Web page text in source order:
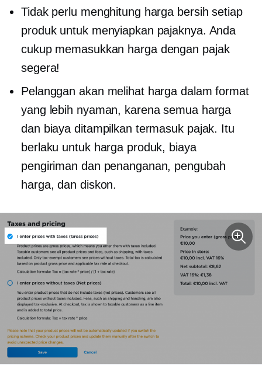
Tidak perlu menghitung harga bersih setiap
produk untuk menyiapkan pajaknya. Anda
cukup memasukkan harga dengan pajak
segera!
Pelanggan akan melihat harga dalam format
yang lebih nyaman, karena semua harga
dan biaya ditampilkan termasuk pajak. Itu
berlaku untuk harga produk, biaya
pengiriman dan penanganan, pengubah
harga, dan diskon.